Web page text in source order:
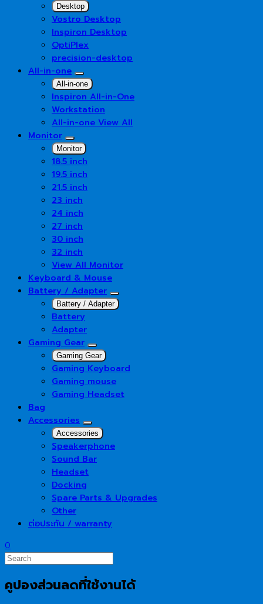
Desktop
Vostro Desktop
Inspiron Desktop
OptiPlex
precision-desktop
All-in-one
All-in-one
Inspiron All-in-One
Workstation
All-in-one View All
Monitor
Monitor
18.5 inch
19.5 inch
21.5 inch
23 inch
24 inch
27 inch
30 inch
32 inch
View All Monitor
Keyboard & Mouse
Battery / Adapter
Battery / Adapter
Battery
Adapter
Gaming Gear
Gaming Gear
Gaming Keyboard
Gaming mouse
Gaming Headset
Bag
Accessories
Accessories
Speakerphone
Sound Bar
Headset
Docking
Spare Parts & Upgrades
Other
ต่อประกัน / warranty
0
คูปองส่วนลดที่ใช้งานได้